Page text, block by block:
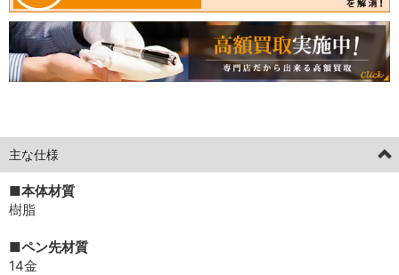
主な仕様
■本体材質
樹脂
■ペン先材質
14金